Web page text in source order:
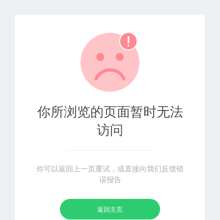
你所浏览的页面暂时无法
访问
你可以返回上一页重试，或直接向我们反馈错
误报告
返回主页